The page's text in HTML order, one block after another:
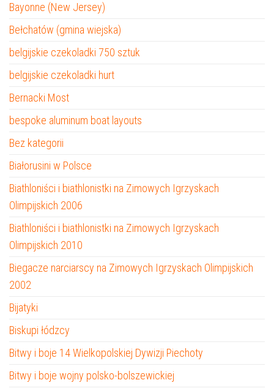
Bayonne (New Jersey)
Bełchatów (gmina wiejska)
belgijskie czekoladki 750 sztuk
belgijskie czekoladki hurt
Bernacki Most
bespoke aluminum boat layouts
Bez kategorii
Białorusini w Polsce
Biathloniści i biathlonistki na Zimowych Igrzyskach
Olimpijskich 2006
Biathloniści i biathlonistki na Zimowych Igrzyskach
Olimpijskich 2010
Biegacze narciarscy na Zimowych Igrzyskach Olimpijskich
2002
Bijatyki
Biskupi łódzcy
Bitwy i boje 14 Wielkopolskiej Dywizji Piechoty
Bitwy i boje wojny polsko-bolszewickiej